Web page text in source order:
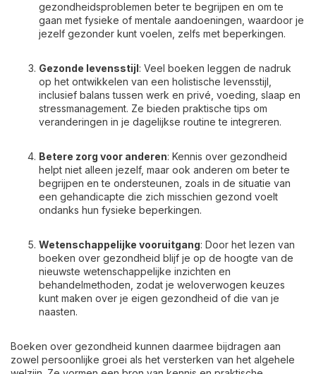
gezondheidsproblemen beter te begrijpen en om te
gaan met fysieke of mentale aandoeningen, waardoor je
jezelf gezonder kunt voelen, zelfs met beperkingen.
Gezonde levensstijl: Veel boeken leggen de nadruk
op het ontwikkelen van een holistische levensstijl,
inclusief balans tussen werk en privé, voeding, slaap en
stressmanagement. Ze bieden praktische tips om
veranderingen in je dagelijkse routine te integreren.
Betere zorg voor anderen: Kennis over gezondheid
helpt niet alleen jezelf, maar ook anderen om beter te
begrijpen en te ondersteunen, zoals in de situatie van
een gehandicapte die zich misschien gezond voelt
ondanks hun fysieke beperkingen.
Wetenschappelijke vooruitgang: Door het lezen van
boeken over gezondheid blijf je op de hoogte van de
nieuwste wetenschappelijke inzichten en
behandelmethoden, zodat je weloverwogen keuzes
kunt maken over je eigen gezondheid of die van je
naasten.
Boeken over gezondheid kunnen daarmee bijdragen aan
zowel persoonlijke groei als het versterken van het algehele